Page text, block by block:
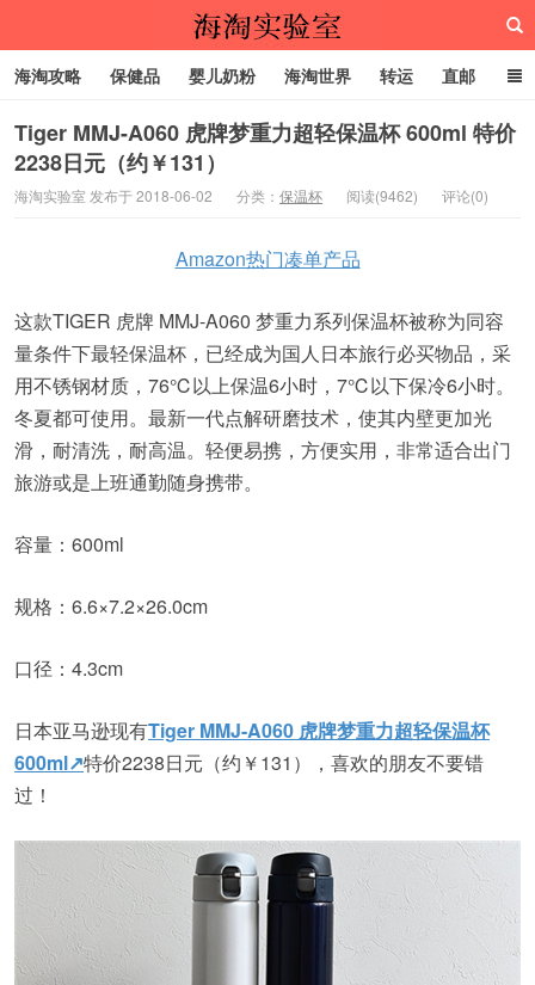
海淘实验室
海淘攻略 保健品 婴儿奶粉 海淘世界 转运 直邮
代购服务
Tiger MMJ-A060 虎牌梦重力超轻保温杯 600ml 特价
2238日元（约￥131）
海淘实验室 发布于 2018-06-02 分类： 保温杯 阅读(9462) 评论(0)
Amazon热门凑单产品
这款TIGER 虎牌 MMJ-A060 梦重力系列保温杯被称为同容
量条件下最轻保温杯，已经成为国人日本旅行必买物品，采
用不锈钢材质，76℃以上保温6小时，7℃以下保冷6小时。
冬夏都可使用。最新一代点解研磨技术，使其内壁更加光
滑，耐清洗，耐高温。轻便易携，方便实用，非常适合出门
旅游或是上班通勤随身携带。
容量：600ml
规格：6.6×7.2×26.0cm
口径：4.3cm
日本亚马逊现有Tiger MMJ-A060 虎牌梦重力超轻保温杯
600ml↗特价2238日元（约￥131），喜欢的朋友不要错
过！